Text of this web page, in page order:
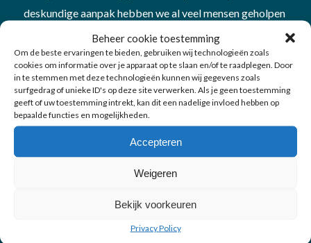
Beheer cookie toestemming
Om de beste ervaringen te bieden, gebruiken wij technologieën zoals
cookies om informatie over je apparaat op te slaan en/of te raadplegen. Door
in te stemmen met deze technologieën kunnen wij gegevens zoals
surfgedrag of unieke ID's op deze site verwerken. Als je geen toestemming
geeft of uw toestemming intrekt, kan dit een nadelige invloed hebben op
bepaalde functies en mogelijkheden.
Accepteren
Weigeren
Bekijk voorkeuren
Privacy Policy
deskundige aanpak hebben we al veel mensen geholpen
om beter in hun vel te komen én te blijven. Plan
eenvitamine- en mineralencheckbij ons om te kijken
hoe je in
balans bent